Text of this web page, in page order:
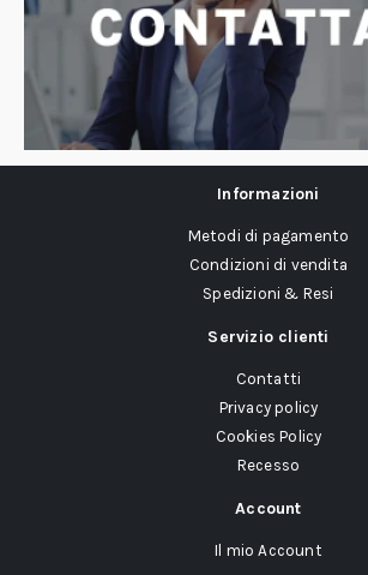
Informazioni
Metodi di pagamento
Condizioni di vendita
Spedizioni & Resi
Servizio clienti
Contatti
Privacy policy
Cookies Policy
Recesso
Account
Il mio Account